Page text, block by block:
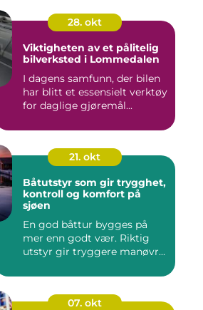
28. okt
Viktigheten av et pålitelig
bilverksted i Lommedalen
I dagens samfunn, der bilen
har blitt et essensielt verktøy
for daglige gjøremål...
21. okt
Båtutstyr som gir trygghet,
kontroll og komfort på
sjøen
En god båttur bygges på
mer enn godt vær. Riktig
utstyr gir tryggere manøvr...
07. okt